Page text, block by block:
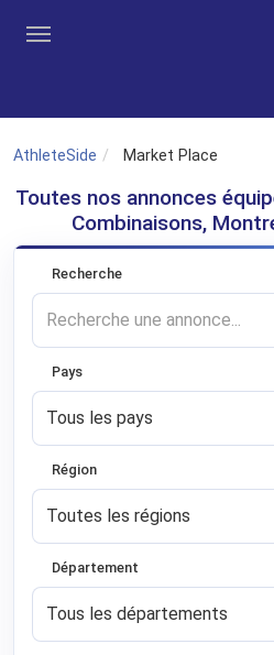
AthleteSide Market Place
Toutes nos annonces
Combinaisons,
Recherche
Pays
Région
Département